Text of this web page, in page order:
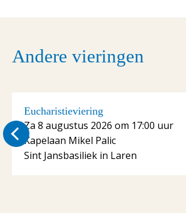
Andere vieringen
Eucharistieviering
Za 8 augustus 2026 om 17:00 uur
Kapelaan Mikel Palic
Sint Jansbasiliek in Laren